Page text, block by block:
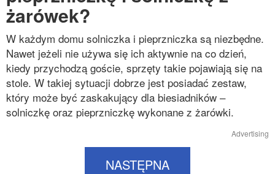
żarówek?
W każdym domu solniczka i pieprzniczka są niezbędne.
Nawet jeżeli nie używa się ich aktywnie na co dzień,
kiedy przychodzą goście, sprzęty takie pojawiają się na
stole. W takiej sytuacji dobrze jest posiadać zestaw,
który może być zaskakujący dla biesiadników –
solniczkę oraz pieprzniczkę wykonane z żarówki.
Advertising
NASTĘPNA